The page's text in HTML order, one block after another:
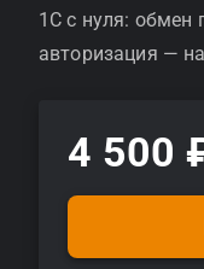
1С с нуля: обмен
авторизация —
4 500